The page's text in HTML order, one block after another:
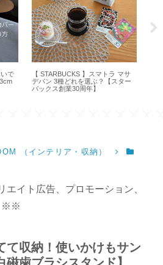
で
【 STARBUCKS 】スマトラ マサ
デパン 3種どれを選ぶ？【スター
バックス創業30周年】
（インテリア・収納）
イト広告、プロモーション、
※※
て収納！使いかけもサン